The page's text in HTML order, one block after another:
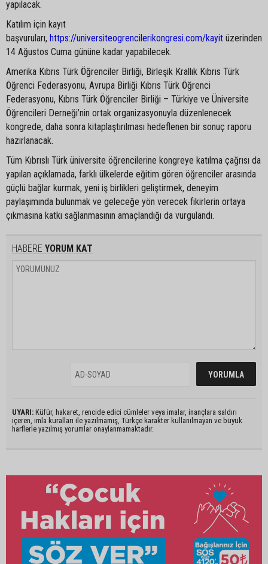
yapılacak.
Katılım için kayıt
başvuruları, https://universiteogrencilerikongresi.com/kayit üzerinden
14 Ağustos Cuma gününe kadar yapabilecek.
Amerika Kıbrıs Türk Öğrenciler Birliği, Birleşik Krallık Kıbrıs Türk
Öğrenci Federasyonu, Avrupa Birliği Kıbrıs Türk Öğrenci
Federasyonu, Kıbrıs Türk Öğrenciler Birliği – Türkiye ve Üniversite
Öğrencileri Derneği’nin ortak organizasyonuyla düzenlenecek
kongrede, daha sonra kitaplaştırılması hedeflenen bir sonuç raporu
hazırlanacak.
Tüm Kıbrıslı Türk üniversite öğrencilerine kongreye katılma çağrısı da
yapılan açıklamada, farklı ülkelerde eğitim gören öğrenciler arasında
güçlü bağlar kurmak, yeni iş birlikleri geliştirmek, deneyim
paylaşımında bulunmak ve geleceğe yön verecek fikirlerin ortaya
çıkmasına katkı sağlanmasının amaçlandığı da vurgulandı.
HABERE YORUM KAT
UYARI: Küfür, hakaret, rencide edici cümleler veya imalar, inançlara saldırı
içeren, imla kuralları ile yazılmamış, Türkçe karakter kullanılmayan ve büyük
harflerle yazılmış yorumlar onaylanmamaktadır.